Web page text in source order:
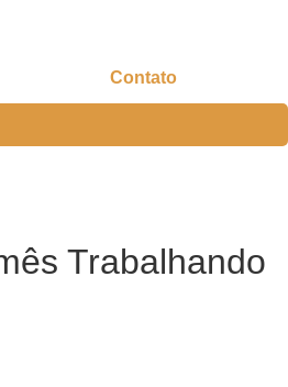
Contato
Trabalhando